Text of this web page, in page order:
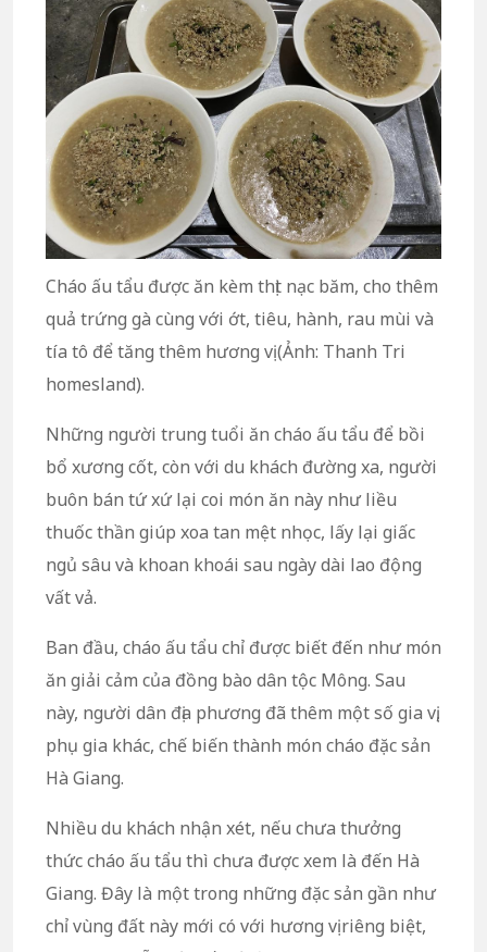
Cháo ấu tẩu được ăn kèm thịt nạc băm, cho thêm
quả trứng gà cùng với ớt, tiêu, hành, rau mùi và
tía tô để tăng thêm hương vị (Ảnh: Thanh Tri
homesland).
Những người trung tuổi ăn cháo ấu tẩu để bồi
bổ xương cốt, còn với du khách đường xa, người
buôn bán tứ xứ lại coi món ăn này như liều
thuốc thần giúp xoa tan mệt nhọc, lấy lại giấc
ngủ sâu và khoan khoái sau ngày dài lao động
vất vả.
Ban đầu, cháo ấu tẩu chỉ được biết đến như món
ăn giải cảm của đồng bào dân tộc Mông. Sau
này, người dân địa phương đã thêm một số gia vị,
phụ gia khác, chế biến thành món cháo đặc sản
Hà Giang.
Nhiều du khách nhận xét, nếu chưa thưởng
thức cháo ấu tẩu thì chưa được xem là đến Hà
Giang. Đây là một trong những đặc sản gần như
chỉ vùng đất này mới có với hương vị riêng biệt,